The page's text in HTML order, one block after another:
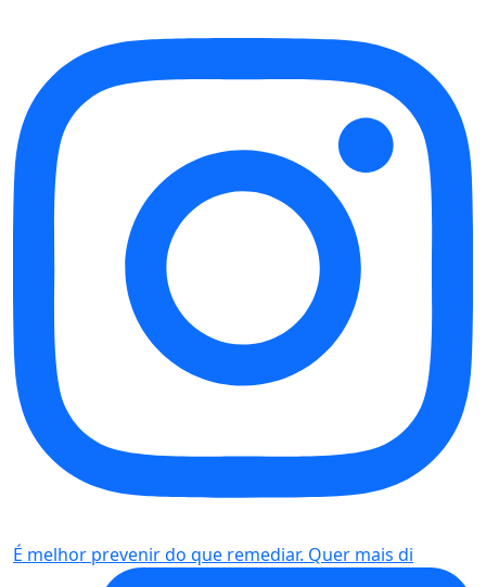
É melhor prevenir do que remediar. Quer mais di